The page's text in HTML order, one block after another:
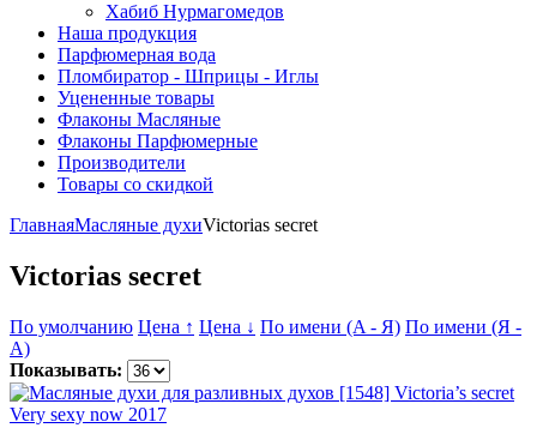
Хабиб Нурмагомедов
Наша продукция
Парфюмерная вода
Пломбиратор - Шприцы - Иглы
Уцененные товары
Флаконы Масляные
Флаконы Парфюмерные
Производители
Товары со скидкой
ГлавнаяМасляные духиVictorias secret
Victorias secret
По умолчанию Цена ↑ Цена ↓ По имени (A - Я) По имени (Я -
A)
Показывать: